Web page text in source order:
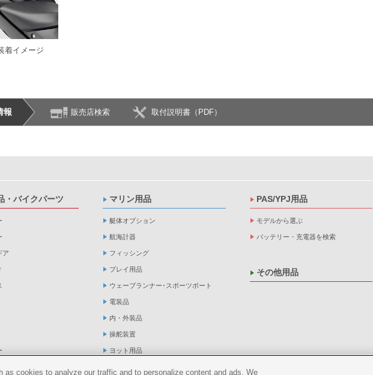
着イメージ
報 販売店検索 取付説明書（PDF）
・バイクパーツ
ア
マリン用品
艇体オプション
航海計器
フィッシング
プレイ用品
ウェーブランナー･スポーツボート
電装品
内・外装品
操舵装置
ヨット用品
PAS/YPJ用品
モデルから選ぶ
バッテリー・充電器を検索
その他用品
as cookies to analyze our traffic and to personalize content and ads. We